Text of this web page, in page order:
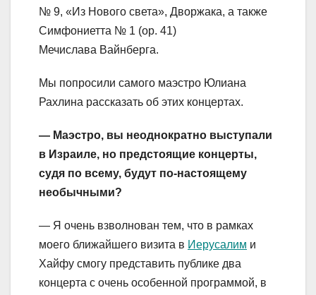
№ 9, «Из Нового света», Дворжака, а также
Симфониетта № 1 (op. 41)
Мечислава Вайнберга.
Мы попросили самого маэстро Юлиана
Рахлина рассказать об этих концертах.
— Маэстро, вы неоднократно выступали
в Израиле, но предстоящие концерты,
судя по всему, будут по-настоящему
необычными?
— Я очень взволнован тем, что в рамках
моего ближайшего визита в Иерусалим и
Хайфу смогу представить публике два
концерта с очень особенной программой, в